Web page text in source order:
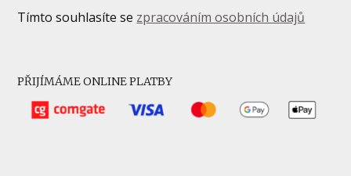
Tímto souhlasíte se zpracováním osobních údajů
PŘIJÍMÁME ONLINE PLATBY